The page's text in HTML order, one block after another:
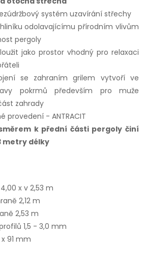
systém uzavírání střechy
odolavajícímu přírodním vlivům
pergoly
jako prostor vhodný pro relaxaci
se zahraním grilem vytvoří ve
pokrmů především pro muže
zahrady
provedení - ANTRACIT
k přední části pergoly činí
metry délky
x v 2,53 m
2,12 m
2,53 m
1,5 - 3,0 mm
91 mm